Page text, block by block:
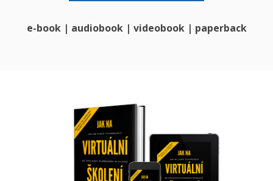
e-book | audiobook | videobook | paperback